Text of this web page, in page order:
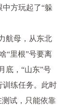
方玩起了“躲
航母，从东北
“里根”号要离
底，“山东”号
训练任务。此时
试，只能依靠